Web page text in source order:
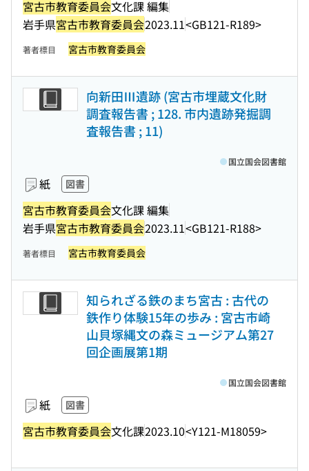
宮古市教育委員会文化課 編集
岩手県宮古市教育委員会2023.11<GB121-R189>
著者標目 宮古市教育委員会
向新田Ⅲ遺跡 (宮古市埋蔵文化財
調査報告書 ; 128. 市内遺跡発掘調
査報告書 ; 11)
紙 図書
宮古市教育委員会文化課 編集
岩手県宮古市教育委員会2023.11<GB121-R188>
国立国会図書館
著者標目 宮古市教育委員会
知られざる鉄のまち宮古 : 古代の
鉄作り体験15年の歩み : 宮古市崎
山貝塚縄文の森ミュージアム第27
回企画展第1期
紙 図書
宮古市教育委員会文化課2023.10<Y121-M18059>
国立国会図書館